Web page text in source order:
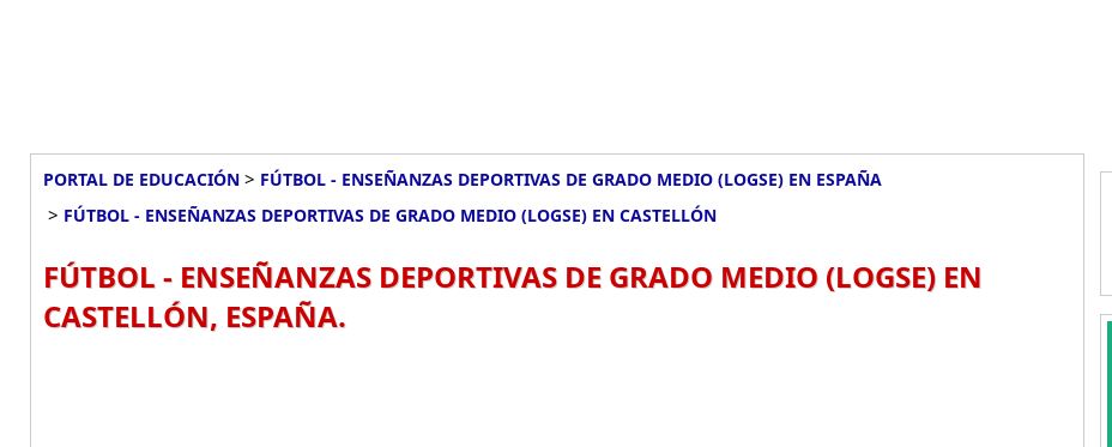
PORTAL DE EDUCACIÓN > FÚTBOL - ENSEÑANZAS DEPORTIVAS DE GRADO MEDIO (LOGSE) EN ESPAÑA
> FÚTBOL - ENSEÑANZAS DEPORTIVAS DE GRADO MEDIO (LOGSE) EN CASTELLÓN
FÚTBOL - ENSEÑANZAS DEPORTIVAS DE GRADO MEDIO (LOGSE) EN
CASTELLÓN, ESPAÑA.